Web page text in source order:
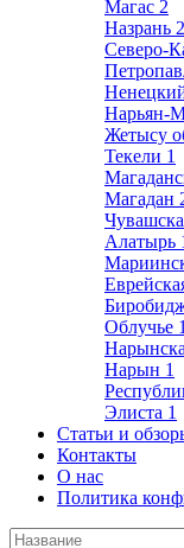
Магас 2
Назрань 2
Северо-
Нарьян-
Жетысу
Текели 1
Магадан
Алатырь
Облучье 1
Нарын 1
Элиста 1
Статьи и
Контакты
О нас
Политика